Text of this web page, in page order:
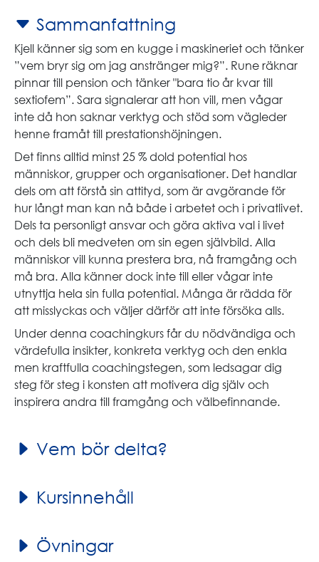
Sammanfattning
Kjell känner sig som en kugge i maskineriet och tänker
”vem bryr sig om jag anstränger mig?”. Rune räknar
pinnar till pension och tänker "bara tio år kvar till
sextiofem”. Sara signalerar att hon vill, men vågar
inte då hon saknar verktyg och stöd som vägleder
henne framåt till prestationshöjningen.
Det finns alltid minst 25 % dold potential hos
människor, grupper och organisationer. Det handlar
dels om att förstå sin attityd, som är avgörande för
hur långt man kan nå både i arbetet och i privatlivet.
Dels ta personligt ansvar och göra aktiva val i livet
och dels bli medveten om sin egen självbild. Alla
människor vill kunna prestera bra, nå framgång och
må bra. Alla känner dock inte till eller vågar inte
utnyttja hela sin fulla potential. Många är rädda för
att misslyckas och väljer därför att inte försöka alls.
Under denna coachingkurs får du nödvändiga och
värdefulla insikter, konkreta verktyg och den enkla
men kraftfulla coachingstegen, som ledsagar dig
steg för steg i konsten att motivera dig själv och
inspirera andra till framgång och välbefinnande.
Vem bör delta?
Kursinnehåll
Övningar